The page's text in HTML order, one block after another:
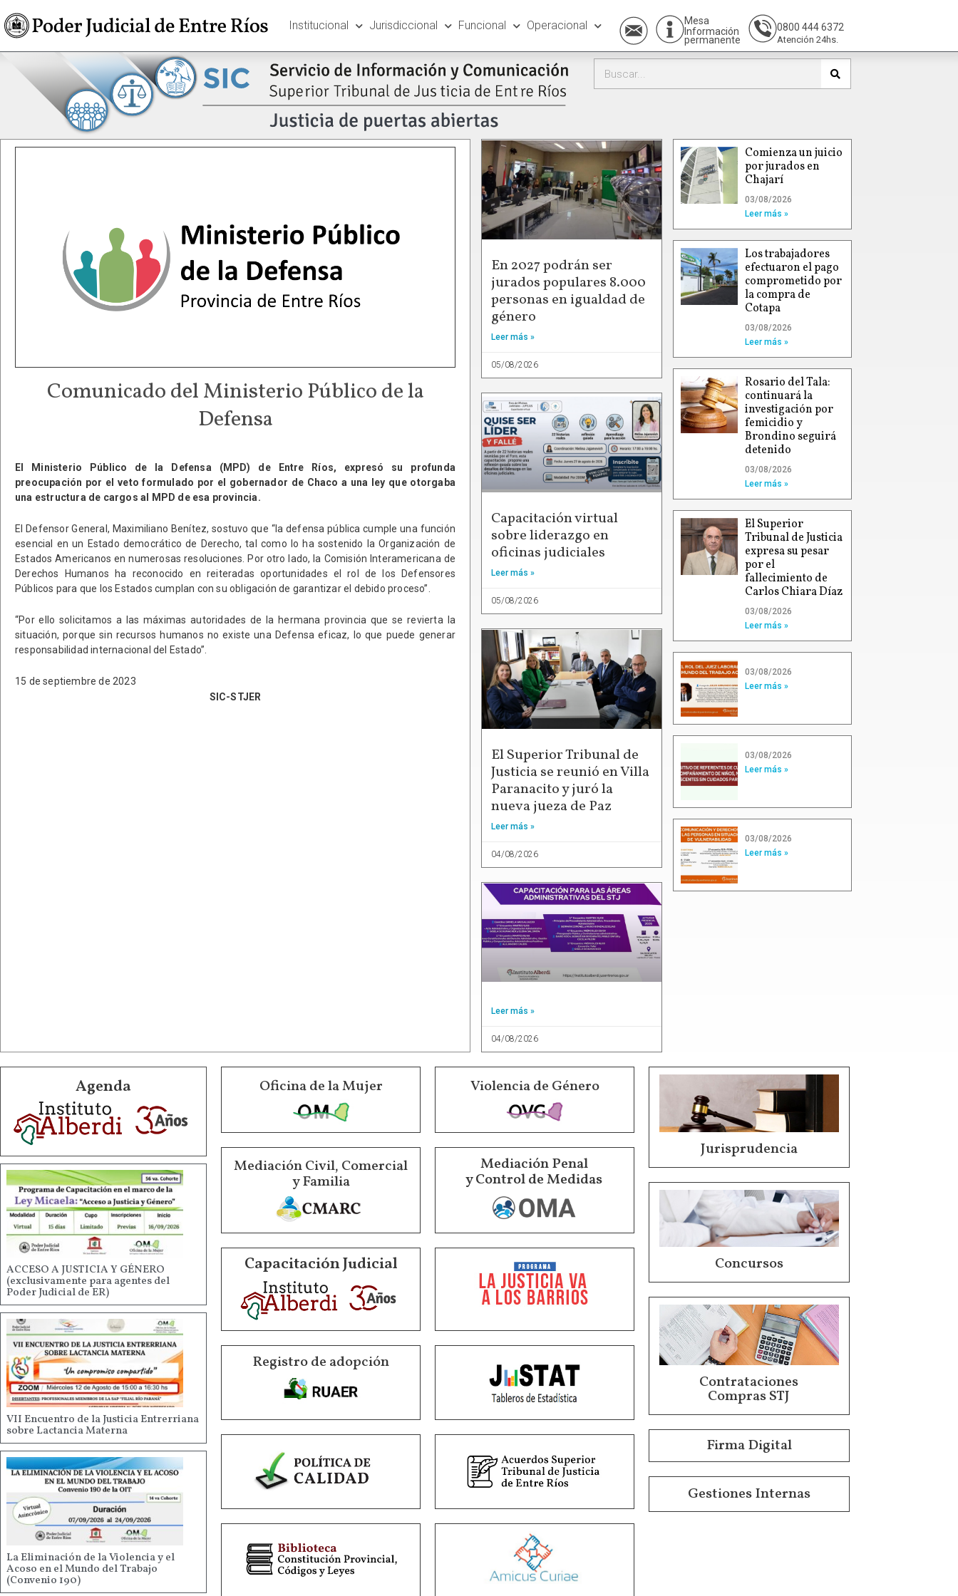
Institucional Jurisdiccional Funcional Operacional
Mesa
Información
permanente
0800 444 6372
Atención 24hs.
Comunicado del Ministerio Público de la
Defensa
El Ministerio Público de la Defensa (MPD) de Entre Ríos, expresó su profunda
preocupación por el veto formulado por el gobernador de Chaco a una ley que otorgaba
una estructura de cargos al MPD de esa provincia.
El Defensor General, Maximiliano Benítez, sostuvo que “la defensa pública cumple una función
esencial en un Estado democrático de Derecho, tal como lo ha sostenido la Organización de
Estados Americanos en numerosas resoluciones. Por otro lado, la Comisión Interamericana de
Derechos Humanos ha reconocido en reiteradas oportunidades el rol de los Defensores
Públicos para que los Estados cumplan con su obligación de garantizar el debido proceso”.
“Por ello solicitamos a las máximas autoridades de la hermana provincia que se revierta la
situación, porque sin recursos humanos no existe una Defensa eficaz, lo que puede generar
responsabilidad internacional del Estado”.
15 de septiembre de 2023
SIC-STJER
En 2027 podrán ser
jurados populares 8.000
personas en igualdad de
género
Leer más »
05/08/2026
Capacitación virtual
sobre liderazgo en
oficinas judiciales
Leer más »
05/08/2026
El Superior Tribunal de
Justicia se reunió en Villa
Paranacito y juró la
nueva jueza de Paz
Leer más »
04/08/2026
Leer más »
04/08/2026
Comienza un juicio
por jurados en
Chajarí
03/08/2026
Leer más »
Los trabajadores
efectuaron el pago
comprometido por
la compra de
Cotapa
03/08/2026
Leer más »
Rosario del Tala:
continuará la
investigación por
femicidio y
Brondino seguirá
detenido
03/08/2026
Leer más »
El Superior
Tribunal de Justicia
expresa su pesar
por el
fallecimiento de
Carlos Chiara Díaz
03/08/2026
Leer más »
03/08/2026
Leer más »
03/08/2026
Leer más »
03/08/2026
Leer más »
Agenda
ACCESO A JUSTICIA Y GÉNERO
(exclusivamente para agentes del
Poder Judicial de ER)
VII Encuentro de la Justicia Entrerriana
sobre Lactancia Materna
La Eliminación de la Violencia y el
Acoso en el Mundo del Trabajo
(Convenio 190)
Oficina de la Mujer Violencia de Género
Mediación Civil, Comercial
y Familia
Mediación Penal
y Control de Medidas
Capacitación Judicial
Registro de adopción
Jurisprudencia
Concursos
Contrataciones
Compras STJ
Firma Digital
Gestiones Internas